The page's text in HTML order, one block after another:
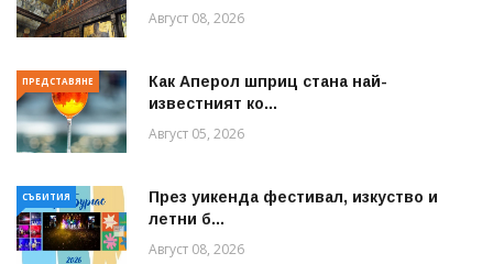
Август 08, 2026
ПРЕДСТАВЯНЕ
Как Аперол шприц стана най-
известният ко...
Август 05, 2026
СЪБИТИЯ
През уикенда фестивал, изкуство и
летни б...
Август 08, 2026